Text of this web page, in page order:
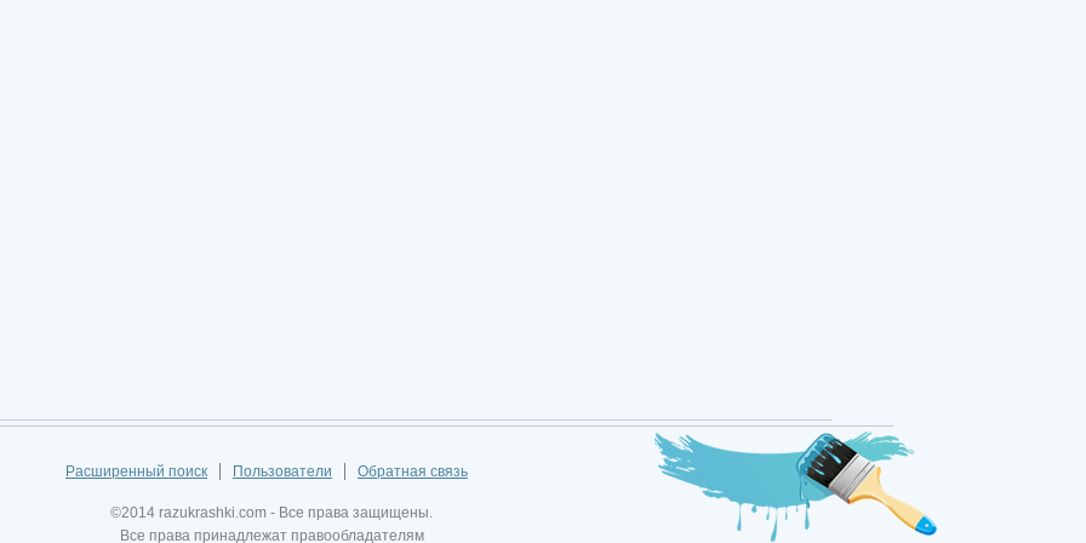
Расширенный поиск Пользователи Обратная связь
©2014 razukrashki.com - Все права защищены.
Все права принадлежат правообладателям